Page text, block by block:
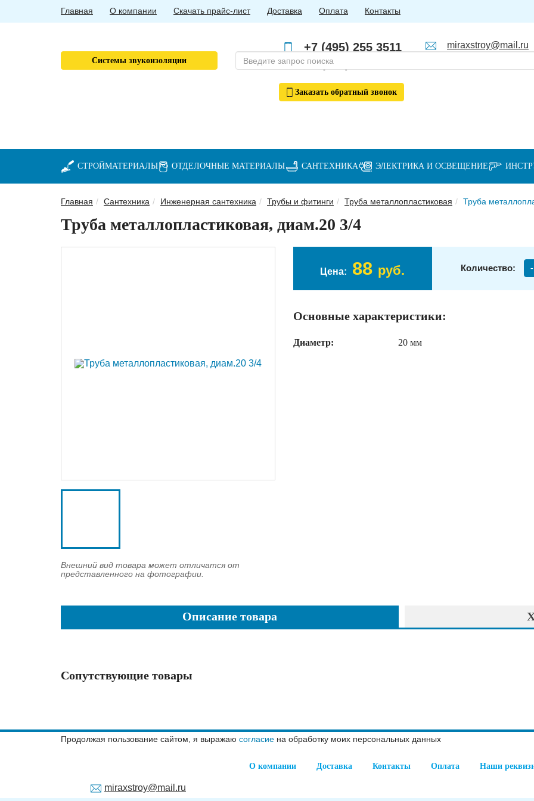
СТРОЙМАТЕРИАЛЫ ОТДЕЛОЧНЫЕ МАТЕРИАЛЫ САНТЕХНИКА ЭЛЕКТРИКА И ОСВЕЩЕНИЕ
Главная О компании Скачать прайс-лист Доставка Оплата Контакты
+7 (495) 255 3511
+7 (985) 762 4123
Заказать обратный звонок
miraxstroy@mail.ru
Системы звукоизоляции
Главная Сантехника Инженерная сантехника Трубы и фитинги Труба металлопластиковая Труба
Труба металлопластиковая, диам.20 3/4
Внешний вид товара может отличатся от
представленного на фотографии.
Цена: 88 руб. Количество: -
Основные характеристики:
Диаметр: 20 мм
Описание товара
Сопутствующие товары
О компании Доставка Контакты Оплата Наши
miraxstroy@mail.ru
Продолжая пользование сайтом, я выражаю согласие на обработку моих персональных данных